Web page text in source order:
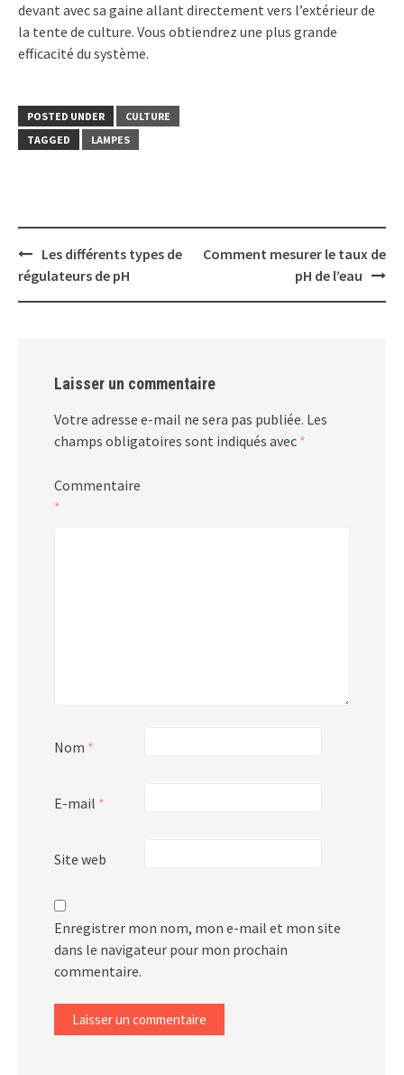
devant avec sa gaine allant directement vers l’extérieur de
la tente de culture. Vous obtiendrez une plus grande
efficacité du système.
POSTED UNDER
CULTURE
TAGGED
LAMPES
Post
navigation
Les différents types de
régulateurs de pH
Comment mesurer le taux de
pH de l’eau
Laisser un commentaire
Votre adresse e-mail ne sera pas publiée. Les
champs obligatoires sont indiqués avec *
Commentaire
*
Nom *
E-mail *
Site web
Enregistrer mon nom, mon e-mail et mon site
dans le navigateur pour mon prochain
commentaire.